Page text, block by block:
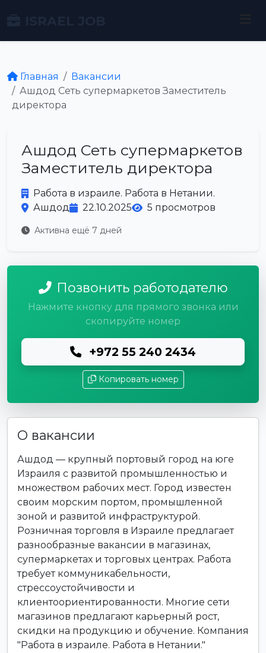
Главная
Вакансии
Ашдод Сеть супермаркетов Заместитель
директора
Ашдод Сеть супермаркетов
Заместитель директора
Работа в израиле. Работа в Нетании.
Ашдод
22.10.2025 5 просмотров
Активна ещё 7 дней
Позвонить работодателю
Нажмите кнопку для прямого звонка или
скопируйте номер
+972 55 240 2434
Копировать номер
О вакансии
Ашдод — крупный портовый город на юге
Израиля с развитой промышленностью и
множеством рабочих мест. Город известен
своим морским портом, промышленной
зоной и развитой инфраструктурой.
Розничная торговля в Израиле предлагает
разнообразные вакансии в магазинах,
супермаркетах и торговых центрах. Работа
требует коммуникабельности,
стрессоустойчивости и
клиентоориентированности. Многие сети
магазинов предлагают карьерный рост,
скидки на продукцию и обучение. Компания
"Работа в израиле. Работа в Нетании."